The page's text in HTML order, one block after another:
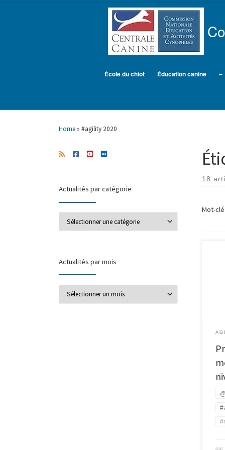
École du chiot Éducation canine –
Home » #agility 2020
18
Mot-
par
Actualités par catégorie
Actualités par mois